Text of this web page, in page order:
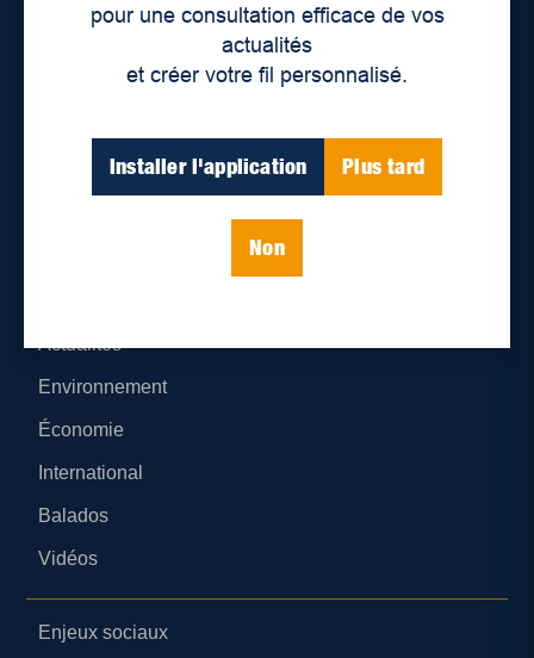
pour une consultation efficace de vos
actualités
et créer votre fil personnalisé.
Installer l'application Plus tard
Non
Devenir partenaire
Lieux de distribution
Nous joindre
Parutions numériques
Actualités
Environnement
Économie
International
Balados
Vidéos
Enjeux sociaux